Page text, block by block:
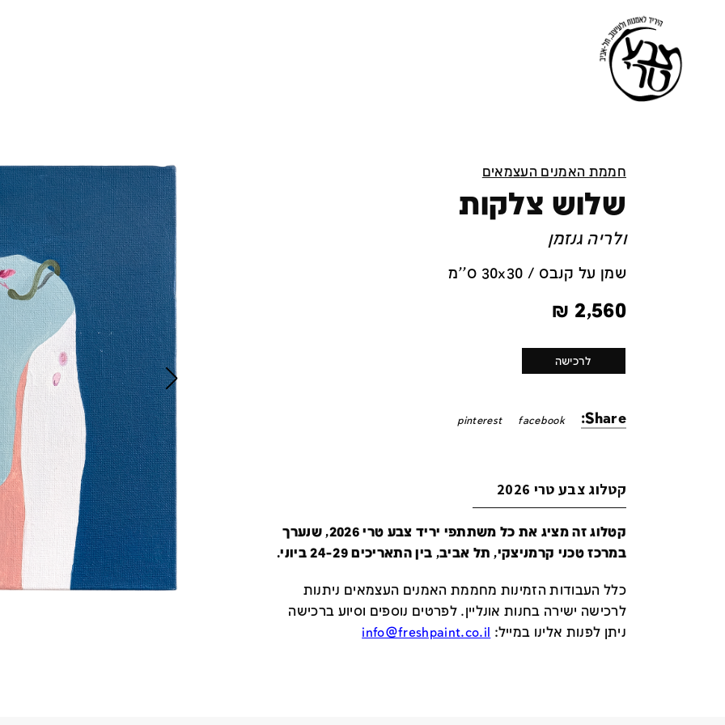
חממת האמנים העצמאים
שלוש צלקות
ולריה גנזמן
שמן על קנבס / 30x30 ס''מ
2,560
₪
לרכישה
Share:
facebook
pinterest
קטלוג צבע טרי 2026
קטלוג זה מציג את כל משתתפי יריד צבע טרי 2026, שנערך
במרכז טכני קרמניצקי, תל אביב, בין התאריכים 24-29 ביוני.
כלל העבודות הזמינות מחממת האמנים העצמאים ניתנות
לרכישה ישירה בחנות אונליין.לפרטים נוספים וסיוע ברכישה
ניתן לפנות אלינו במייל:
info@freshpaint.co.il